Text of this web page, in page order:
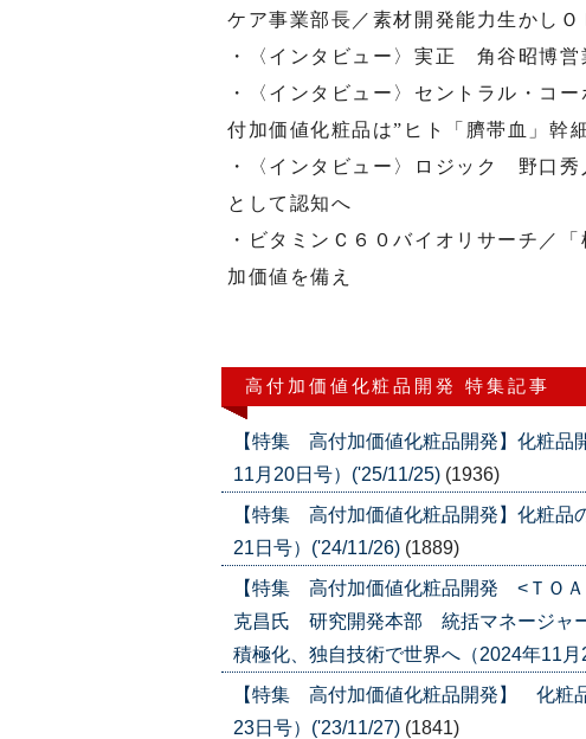
ケア事業部長／素材開発能力生かしＯ
・〈インタビュー〉実正 角谷昭博
・〈インタビュー〉セントラル・コ
付加価値化粧品は”ヒト「臍帯血」幹
・〈インタビュー〉ロジック 野口秀
として認知へ
・ビタミンＣ６０バイオリサーチ／
加価値を備え
高付加価値化粧品開発 特集記事
【特集 高付加価値化粧品開発】化粧品
11月20日号）('25/11/25) (1936)
【特集 高付加価値化粧品開発】化粧品
21日号）('24/11/26) (1889)
【特集 高付加価値化粧品開発 <ＴＯ
克昌氏 研究開発本部 統括マネージャ
積極化、独自技術で世界へ（2024年11
【特集 高付加価値化粧品開発】 化粧
23日号）('23/11/27) (1841)